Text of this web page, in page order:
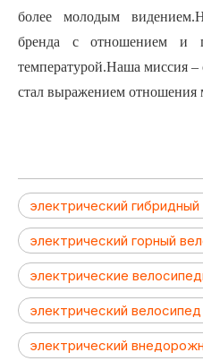
более молодым
бренда с отношением и
температурой.Наша миссия –
стал выражением
электрический
электрический горный
электрические
электрический
электрический